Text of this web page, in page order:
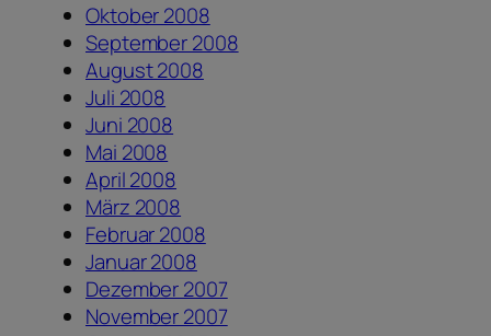
Oktober 2008
September 2008
August 2008
Juli 2008
Juni 2008
Mai 2008
April 2008
März 2008
Februar 2008
Januar 2008
Dezember 2007
November 2007